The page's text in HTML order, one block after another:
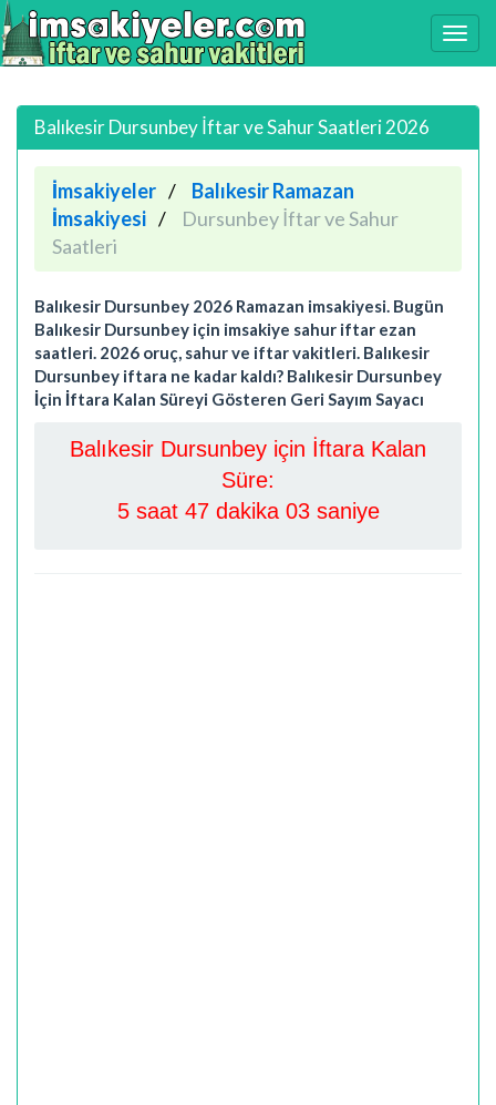
Balıkesir Dursunbey İftar ve Sahur Saatleri 2026
İmsakiyeler
Balıkesir Ramazan
İmsakiyesi
Dursunbey İftar ve Sahur
Saatleri
Balıkesir Dursunbey 2026 Ramazan imsakiyesi. Bugün
Balıkesir Dursunbey için imsakiye sahur iftar ezan
saatleri. 2026 oruç, sahur ve iftar vakitleri. Balıkesir
Dursunbey iftara ne kadar kaldı? Balıkesir Dursunbey
İçin İftara Kalan Süreyi Gösteren Geri Sayım Sayacı
Balıkesir Dursunbey için İftara Kalan
Süre:
5 saat 47 dakika 03 saniye